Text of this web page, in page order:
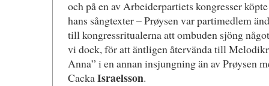
och på en av Arbeiderpartiets kongresser
hans sångtexter – Prøysen var partimedlem
till kongressritualerna att ombuden sjöng
vi dock, för att äntligen återvända till
Anna” i en annan insjungning än av Prøysen
CackaIsraelsson.